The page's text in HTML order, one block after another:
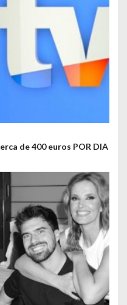
de 400 euros POR DIA